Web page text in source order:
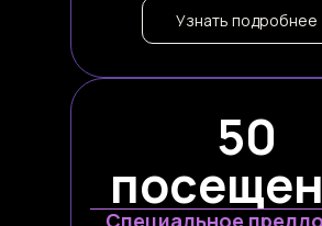
Узнать подробнее
50